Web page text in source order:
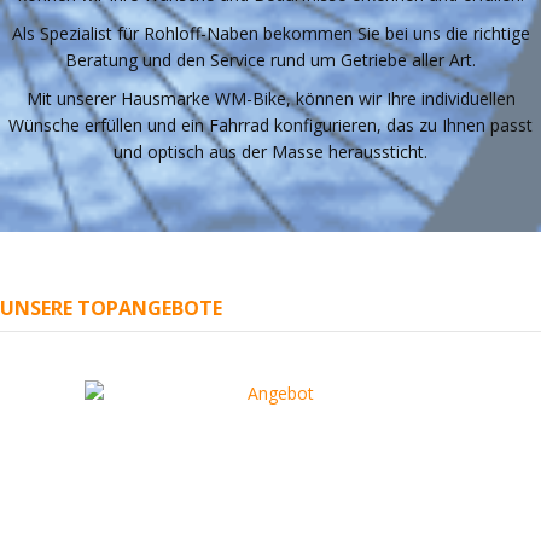
Als Spezialist für Rohloff-Naben bekommen Sie bei uns die richtige
Beratung und den Service rund um Getriebe aller Art.
Mit unserer Hausmarke WM-Bike, können wir Ihre individuellen
Wünsche erfüllen und ein Fahrrad konfigurieren, das zu Ihnen passt
und optisch aus der Masse heraussticht.
UNSERE TOPANGEBOTE